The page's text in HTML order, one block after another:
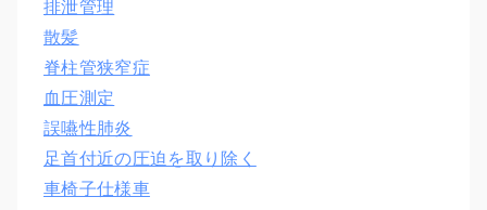
排泄管理
散髪
脊柱管狭窄症
血圧測定
誤嚥性肺炎
足首付近の圧迫を取り除く
車椅子仕様車